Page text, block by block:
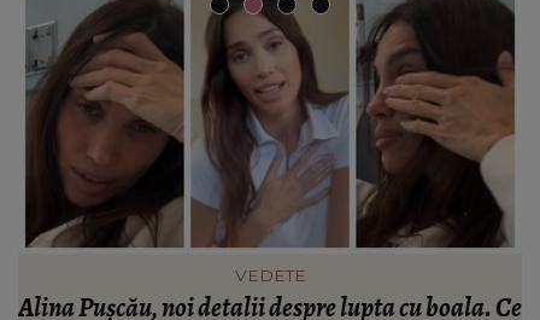
VEDETE
Iubitul Paulei Chirilă a răbufnit! Bărbatul a avut